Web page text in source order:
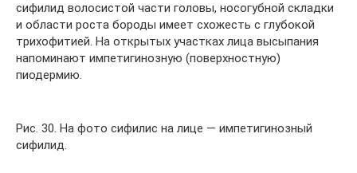
сифилид волосистой части головы, носогубной складки
и области роста бороды имеет схожесть с глубокой
трихофитией. На открытых участках лица высыпания
напоминают импетигинозную (поверхностную)
пиодермию.
Рис. 30. На фото сифилис на лице — импетигинозный
сифилид.